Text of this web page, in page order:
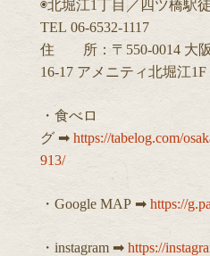
◉北堀江1丁目／四ツ橋駅
TEL 06-6532-1117
住 所：〒550-0014 大阪
16-17 アメニティ北堀江1F
・食べロ
グ ➡︎ https://tabelog.com/
913/
・Google MAP ➡︎ https://
・instagram ➡︎ https://